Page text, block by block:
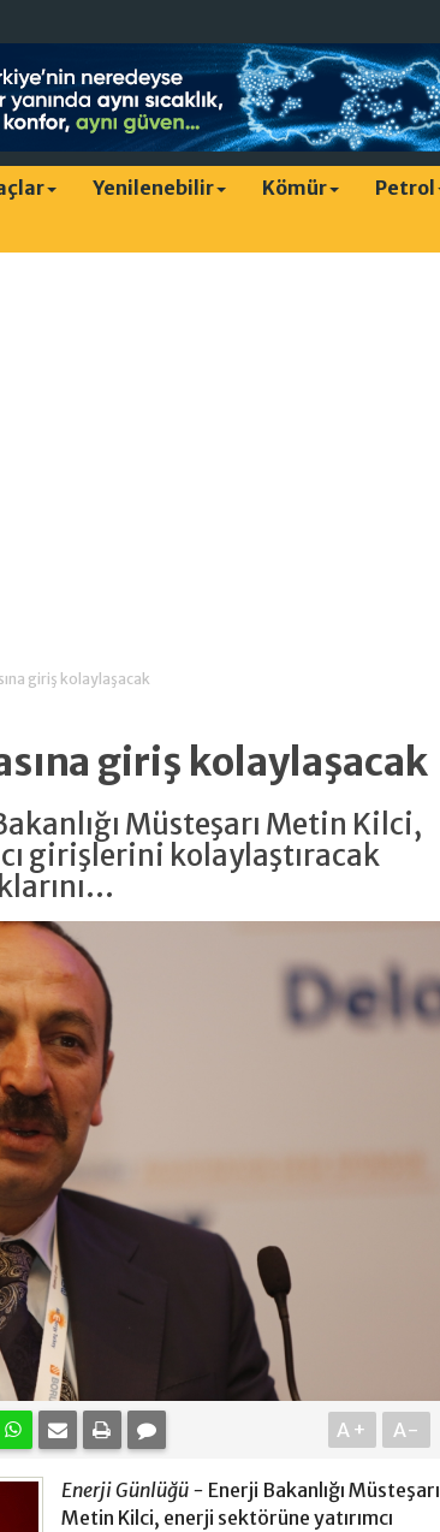
Yenilenebilir Kömür Petrol
giriş kolaylaşacak
giriş kolaylaşacak
Müsteşarı Metin Kilci,
girişlerini kolaylaştıracak
A+ A-
Enerji Günlüğü - Enerji Bakanlığı Müsteşarı
Metin Kilci, enerji sektörüne yatırımcı